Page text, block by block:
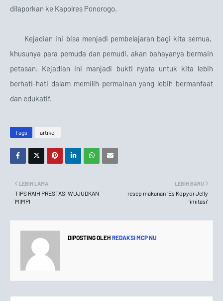
dilaporkan ke Kapolres Ponorogo.
Kejadian ini bisa menjadi pembelajaran bagi kita semua,
khusunya para pemuda dan pemudi, akan bahayanya bermain
petasan. Kejadian ini manjadi bukti nyata untuk kita lebih
berhati-hati dalam memilih permainan yang lebih bermanfaat
dan edukatif.
Tags artikel
LEBIH BARU
resep makanan "Es Kopyor Jelly
'imitasi'
LEBIH LAMA
TIPS RAIH PRESTASI WUJUDKAN
MIMPI
DIPOSTING OLEH REDAKSI MCP NU